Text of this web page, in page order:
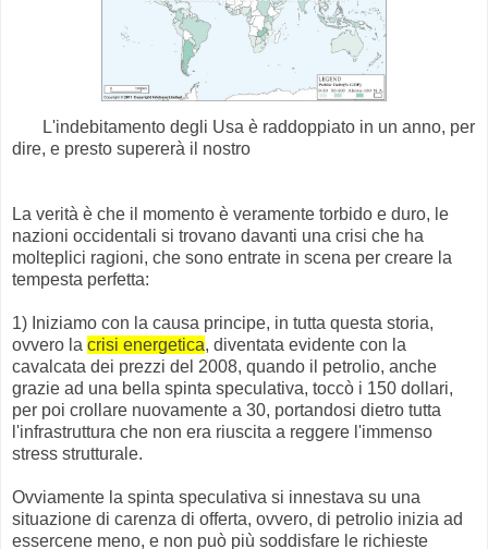
L'indebitamento degli Usa è raddoppiato in un anno, per
dire, e presto supererà il nostro
La verità è che il momento è veramente torbido e duro, le
nazioni occidentali si trovano davanti una crisi che ha
molteplici ragioni, che sono entrate in scena per creare la
tempesta perfetta:
1) Iniziamo con la causa principe, in tutta questa storia,
ovvero la crisi energetica, diventata evidente con la
cavalcata dei prezzi del 2008, quando il petrolio, anche
grazie ad una bella spinta speculativa, toccò i 150 dollari,
per poi crollare nuovamente a 30, portandosi dietro tutta
l'infrastruttura che non era riuscita a reggere l'immenso
stress strutturale.
Ovviamente la spinta speculativa si innestava su una
situazione di carenza di offerta, ovvero, di petrolio inizia ad
essercene meno, e non può più soddisfare le richieste